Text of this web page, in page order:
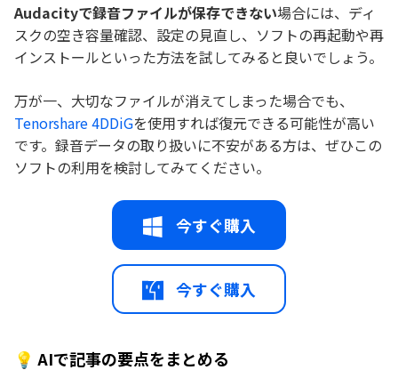
Audacityで録音ファイルが保存できない場合には、ディ
スクの空き容量確認、設定の見直し、ソフトの再起動や再
インストールといった方法を試してみると良いでしょう。
万が一、大切なファイルが消えてしまった場合でも、
Tenorshare 4DDiGを使用すれば復元できる可能性が高い
です。録音データの取り扱いに不安がある方は、ぜひこの
ソフトの利用を検討してみてください。
今すぐ購入
今すぐ購入
💡 AIで記事の要点をまとめる